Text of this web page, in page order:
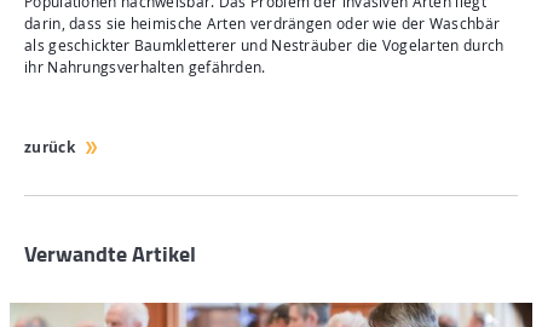
darin, dass sie heimische Arten verdrängen oder wie der Waschbär
als geschickter Baumkletterer und Nesträuber die Vogelarten durch
ihr Nahrungsverhalten gefährden.
zurück
Verwandte Artikel